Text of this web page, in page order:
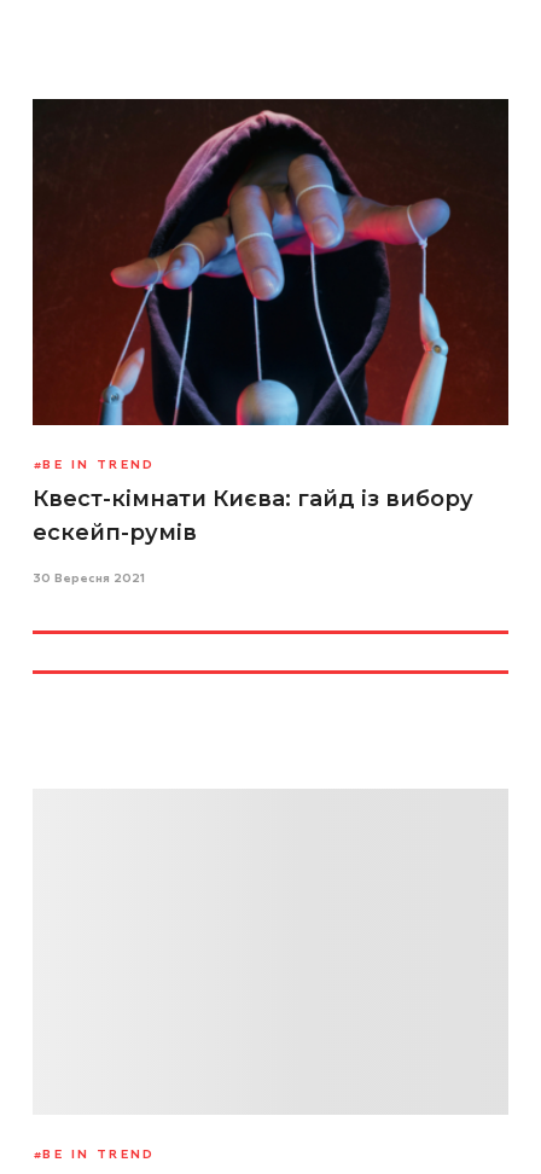
BE IN TREND
Квест-кімнати Києва: гайд із вибору
ескейп-румів
30 Вересня 2021
BE IN TREND